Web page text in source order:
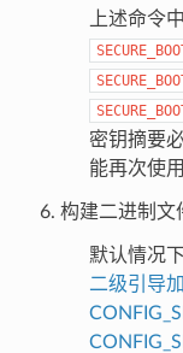
上述命令
密钥摘要
能再次使用
构建二进制文
默认情况
二级引导